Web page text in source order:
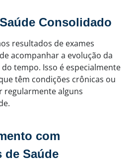
Consolidado
resultados de exames
acompanhar a evolução da
tempo. Isso é especialmente
têm condições crônicas ou
regularmente alguns
com
de Saúde